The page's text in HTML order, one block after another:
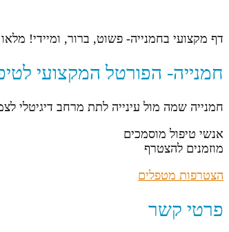
דף מקצועי בחמנייה- פשוט, ברור, ומיידי!
חמנייה- הפורטל המקצועי
חמנייה שמה מול עינייה לתת מרחב דיגיטלי
אנשי טיפול מוסמכים
מוזמנים להצטרף
הצטרפות מטפלים
פרטי קשר